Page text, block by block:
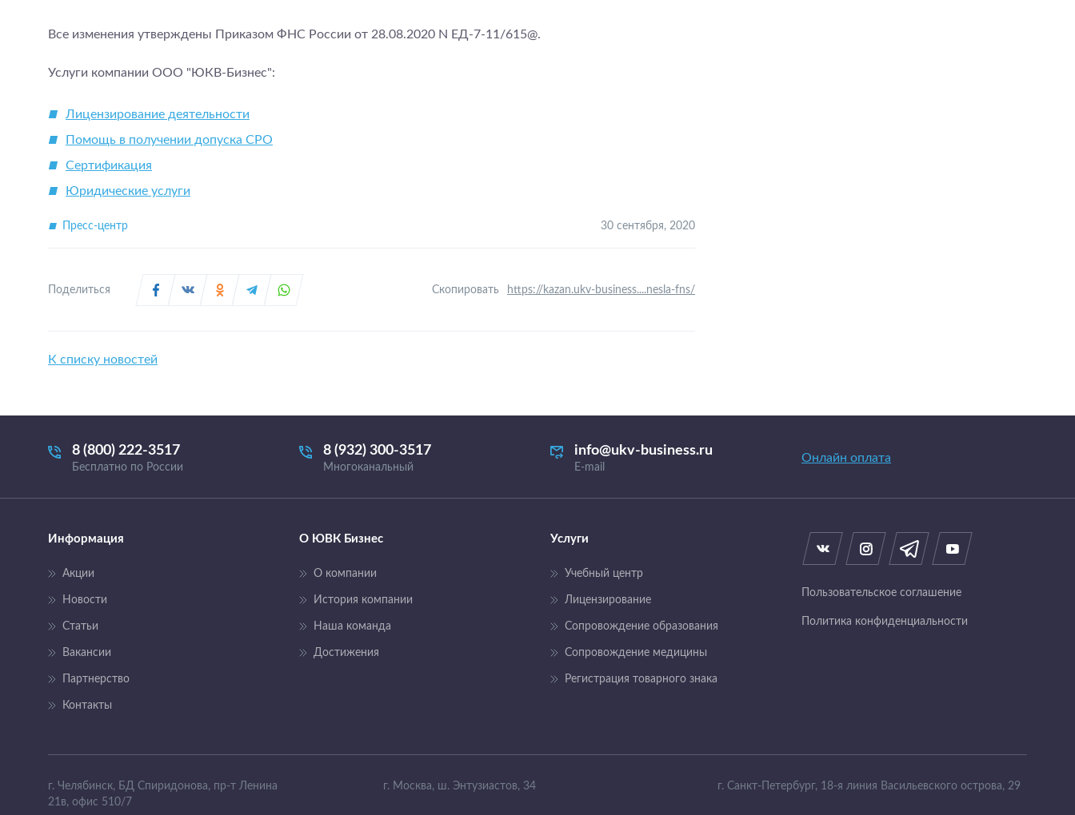
Все изменения утверждены Приказом ФНС России от 28.08.2020 N ЕД-7-11/615@.
Услуги компании ООО "ЮКВ-Бизнес":
Лицензирование деятельности
Помощь в получении допуска СРО
Сертификация
Юридические услуги
Пресс-центр 30 сентября, 2020
Поделиться Скопировать https://kazan.ukv-business....nesla-fns/
К списку новостей
8 (800) 222-3517
Бесплатно по России
8 (932) 300-3517
Многоканальный
info@ukv-business.ru
E-mail
Онлайн оплата
Информация
Акции
Новости
Статьи
Вакансии
Партнерство
Контакты
О ЮВК Бизнес
О компании
История компании
Наша команда
Достижения
Услуги
Учебный центр
Лицензирование
Сопровождение образования
Сопровождение медицины
Регистрация товарного знака
Пользовательское соглашение
Политика конфиденциальности
г. Челябинск, БД Спиридонова, пр-т Ленина
21в, офис 510/7
г. Москва, ш. Энтузиастов, 34 г. Санкт-Петербург, 18-я линия Васильевского острова, 29